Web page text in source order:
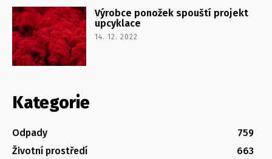
Výrobce ponožek spouští projekt
upcyklace
14. 12. 2022
Kategorie
Odpady
759
Životní prostředí
663